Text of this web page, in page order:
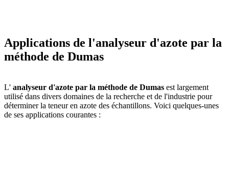
Applications de l'analyseur d'azote par la
méthode de Dumas
L' analyseur d'azote par la méthode de Dumas est largement
utilisé dans divers domaines de la recherche et de l'industrie pour
déterminer la teneur en azote des échantillons. Voici quelques-unes
de ses applications courantes :